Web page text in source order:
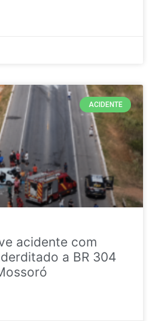
ACIDENTE
acidente com
a BR 304